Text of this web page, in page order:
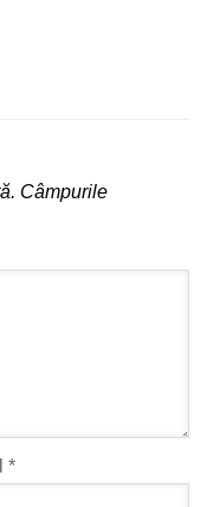
Câmpurile
*